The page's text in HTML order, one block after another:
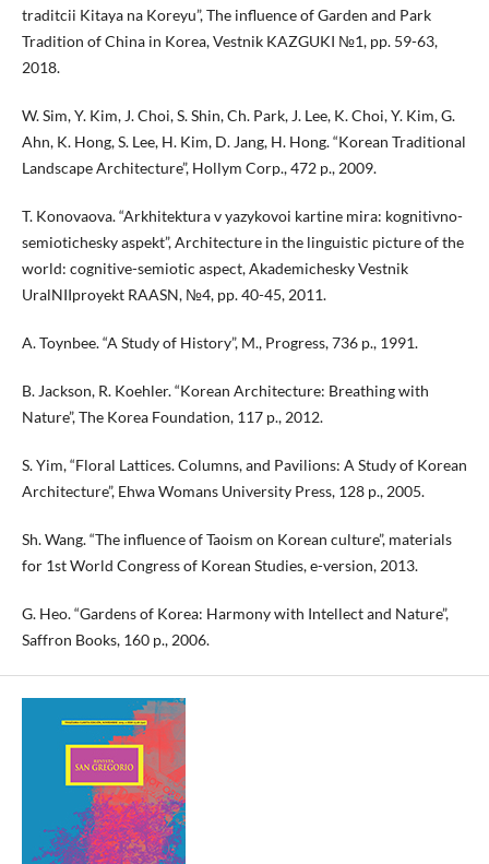
traditcii Kitaya na Koreyu”, The influence of Garden and Park
Tradition of China in Korea, Vestnik KAZGUKI №1, pp. 59-63,
2018.
W. Sim, Y. Kim, J. Choi, S. Shin, Ch. Park, J. Lee, K. Choi, Y. Kim, G.
Ahn, K. Hong, S. Lee, H. Kim, D. Jang, H. Hong. “Korean Traditional
Landscape Architecture”, Hollym Corp., 472 p., 2009.
T. Konovaova. “Arkhitektura v yazykovoi kartine mira: kognitivno-
semiotichesky aspekt”, Architecture in the linguistic picture of the
world: cognitive-semiotic aspect, Akademichesky Vestnik
UralNIIproyekt RAASN, №4, pp. 40-45, 2011.
A. Toynbee. “A Study of History”, M., Progress, 736 p., 1991.
B. Jackson, R. Koehler. “Korean Architecture: Breathing with
Nature”, The Korea Foundation, 117 p., 2012.
S. Yim, “Floral Lattices. Columns, and Pavilions: A Study of Korean
Architecture”, Ehwa Womans University Press, 128 p., 2005.
Sh. Wang. “The influence of Taoism on Korean culture”, materials
for 1st World Congress of Korean Studies, e-version, 2013.
G. Heo. “Gardens of Korea: Harmony with Intellect and Nature”,
Saffron Books, 160 p., 2006.